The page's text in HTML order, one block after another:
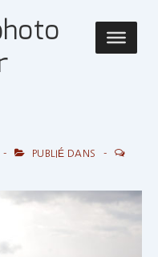
Main
PUBLIÉ DANS